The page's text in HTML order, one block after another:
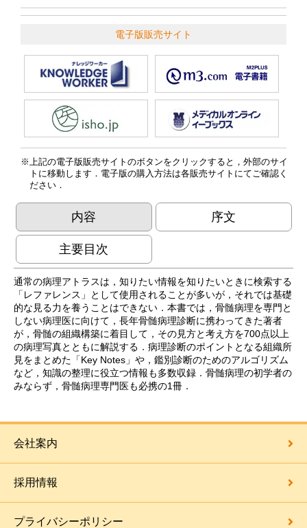
電子版販売サイト
上記の電子版販売サイトのボタンをクリックすると，外部のサイ
トに移動します．電子版の購入方法は各販売サイトにてご確認く
ださい．
内容 序文
主要目次
通常の病理アトラスは，知りたい情報を知りたいときに検索する
「レファレンス」として使用されることが多いが，それでは基礎
的な見る力を養うことはできない．本書では，骨髄病理を専門と
しない病理医に向けて，長年骨髄病理診断に携わってきた著者
が，骨髄の組織構築に着目して，その見方と考え方を700点以上
の病理写真とともに解説する．病理診断のポイントとなる組織所
見をまとめた「Key Notes」や，鑑別診断のためのアルゴリズム
など，知識の整理に役立つ情報も多数収録．骨髄病理の初学者の
みならず，骨髄病理専門医も必携の1冊．
会社案内
採用情報
プライバシーポリシー